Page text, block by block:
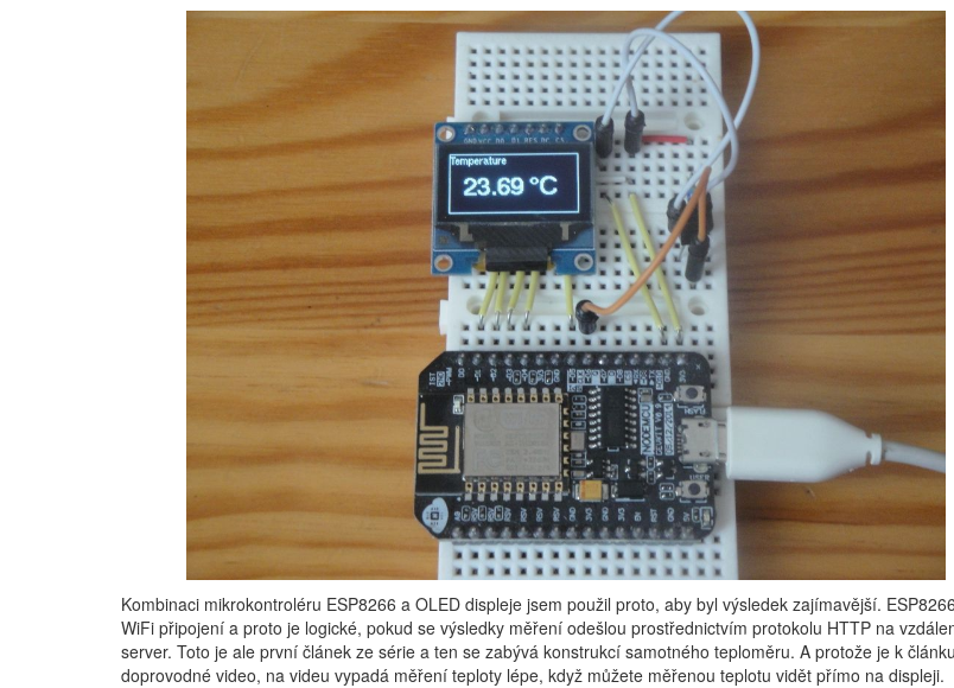
Kombinaci mikrokontroléru ESP8266 a OLED displeje jsem použil proto, aby byl výsledek zajímavější.
WiFi připojení a proto je logické, pokud se výsledky měření odešlou prostřednictvím protokolu HTTP na
server. Toto je ale první článek ze série a ten se zabývá konstrukcí samotného teploměru. A protože je k
doprovodné video, na videu vypadá měření teploty lépe, když můžete měřenou teplotu vidět přímo na displeji.